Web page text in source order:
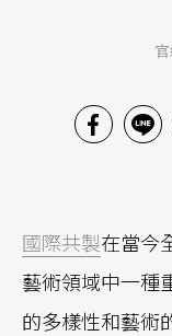
國際共製在當今
藝術領域中一種
的多樣性和藝術